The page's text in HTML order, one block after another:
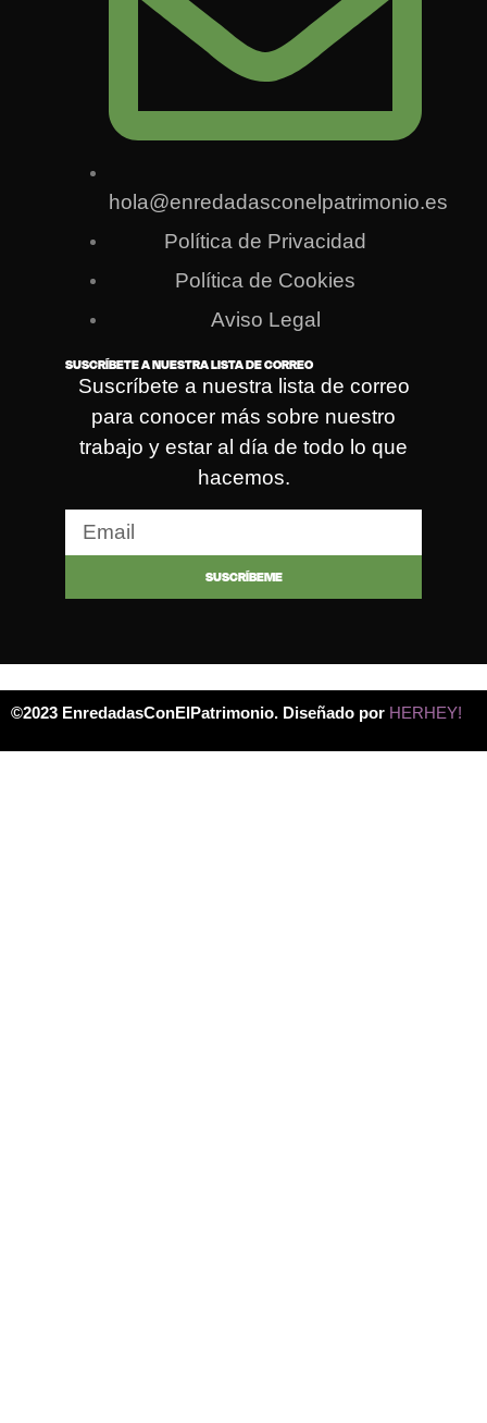
hola@enredadasconelpatrimonio.es
Política de Privacidad
Política de Cookies
Aviso Legal
SUSCRÍBETE A NUESTRA LISTA DE CORREO
Suscríbete a nuestra lista de correo
para conocer más sobre nuestro
trabajo y estar al día de todo lo que
hacemos.
SUSCRÍBEME
©2023 EnredadasConElPatrimonio. Diseñado por HERHEY!